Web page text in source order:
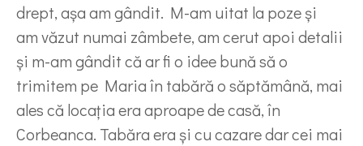
drept, așa am gândit. M-am uitat la poze și
am văzut numai zâmbete, am cerut apoi detalii
și m-am gândit că ar fi o idee bună să o
trimitem pe Maria în tabără o săptămână, mai
ales că locația era aproape de casă, în
Corbeanca. Tabăra era și cu cazare dar cei mai